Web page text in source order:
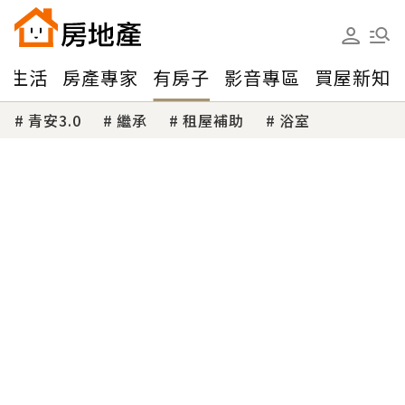
生活 房產專家 有房子 影音專區 買屋新知
青安3.0 繼承 租屋補助 浴室